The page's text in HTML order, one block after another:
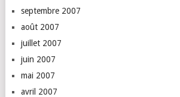
septembre 2007
août 2007
juillet 2007
juin 2007
mai 2007
avril 2007